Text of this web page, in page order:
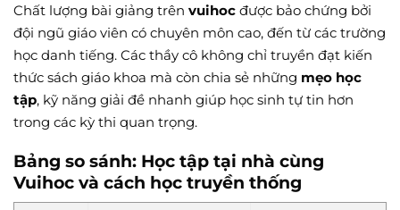
Chất lượng bài giảng trên vuihoc được bảo chứng bởi
đội ngũ giáo viên có chuyên môn cao, đến từ các trường
học danh tiếng. Các thầy cô không chỉ truyền đạt kiến
thức sách giáo khoa mà còn chia sẻ những mẹo học
tập, kỹ năng giải đề nhanh giúp học sinh tự tin hơn
trong các kỳ thi quan trọng.
Bảng so sánh: Học tập tại nhà cùng
Vuihoc và cách học truyền thống